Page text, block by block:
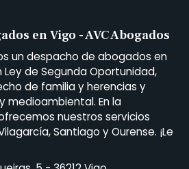
en Vigo - AVC Abogados
un despacho de abogados en
Ley de Segunda Oportunidad,
de familia y herencias y
medioambiental. En la
nuestros servicios
Santiago y Ourense. ¡Le